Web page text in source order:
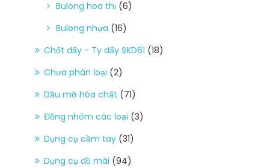
Bulong hoa thị (6)
Bulong nhựa (16)
Chốt đẩy - Ty đẩy SKD61 (18)
Chưa phân loại (2)
Dầu mỡ hóa chất (71)
Đồng nhôm các loại (3)
Dụng cụ cầm tay (31)
Dụng cụ đồ mài (94)